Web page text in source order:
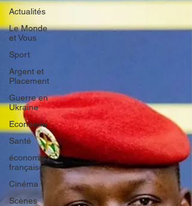
Actualités
Le Monde
et Vous
Sport
Argent et
Placement
Guerre en
Ukraine
Economie
Santé
économie
française
Cinéma
Scènes